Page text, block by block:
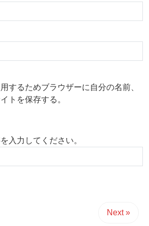
するためブラウザーに自分の名前、
トを保存する。
入力してください。
Next »